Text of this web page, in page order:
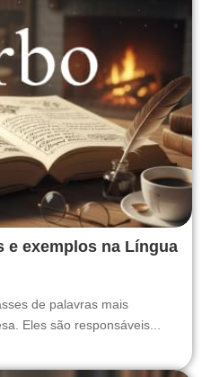
e exemplos na Língua
de palavras mais
Eles são responsáveis...